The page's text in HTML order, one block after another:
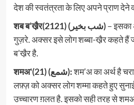
देश की स्वतंत्रता के लिए अपने प्राण देने
शब ब’खै़र(2121) (شب بخیر)– इसका
गुज़रे. अक्सर इसे लोग शब्बा-खै़र कहते हैं
ब’खै़र है.
शमअ'(21) (شمع):शम’अ का अर्थ है
लफ़्ज़ को अक्सर लोग शम्मा कहते हुए
उच्चारण ग़लत है. इसको सही तरह से